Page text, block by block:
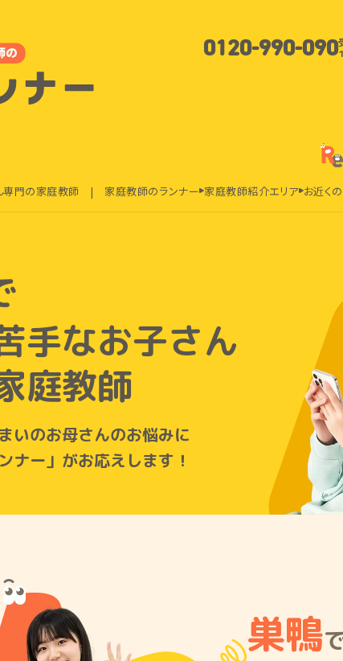
0120-990-090
専門の家庭教師 | 家庭教師のランナー 家庭教師紹介エリア お近く
手なお子さん
庭教師
いのお母さんのお悩みに
ナー」がお応えします！
巣鴨